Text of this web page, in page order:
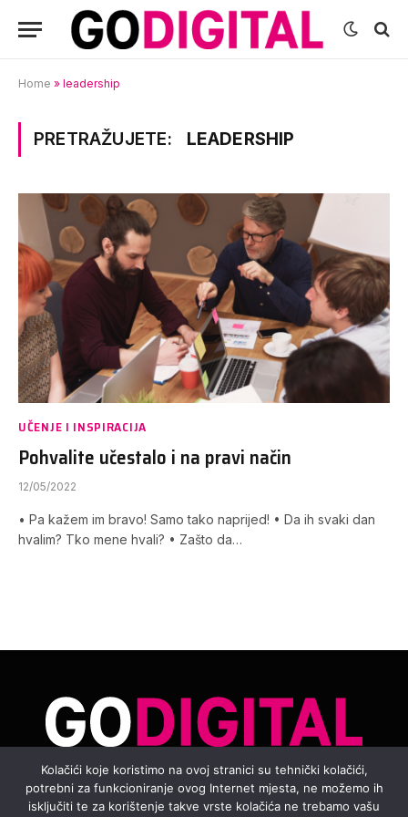
Home » leadership
PRETRAŽUJETE: LEADERSHIP
UČENJE I INSPIRACIJA
Pohvalite učestalo i na pravi način
12/05/2022
• Pa kažem im bravo! Samo tako naprijed! • Da ih svaki dan
hvalim? Tko mene hvali? • Zašto da…
FacebookInstagram YouTube TikTok
Kolačići koje koristimo na ovoj stranici su tehnički kolačići,
potrebni za funkcioniranje ovog Internet mjesta, ne možemo ih
isključiti te za korištenje takve vrste kolačića ne trebamo vašu